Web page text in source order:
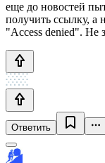
еще до новостей
получить ссылку, а
"Access denied". Не
Ответить